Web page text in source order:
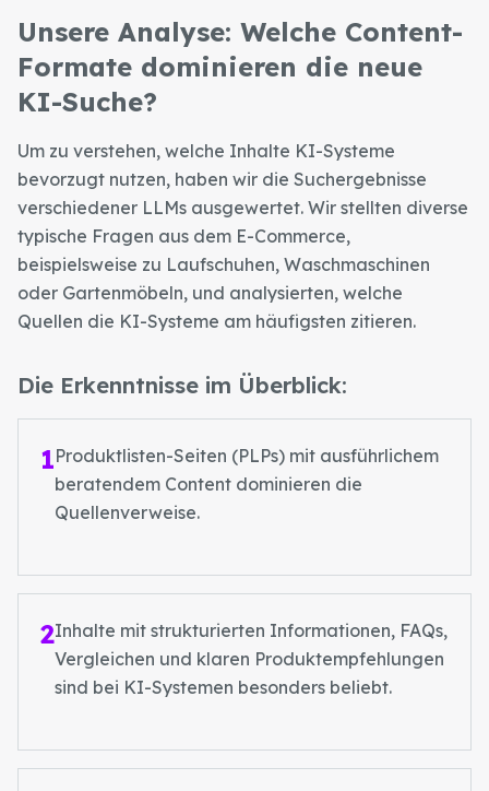
Unsere Analyse: Welche Content-
Formate dominieren die neue
KI-Suche?
Um zu verstehen, welche Inhalte KI-Systeme
bevorzugt nutzen, haben wir die Suchergebnisse
verschiedener LLMs ausgewertet. Wir stellten diverse
typische Fragen aus dem E-Commerce,
beispielsweise zu Laufschuhen, Waschmaschinen
oder Gartenmöbeln, und analysierten, welche
Quellen die KI-Systeme am häufigsten zitieren.
Die Erkenntnisse im Überblick:
1Produktlisten-Seiten (PLPs) mit ausführlichem
beratendem Content dominieren die
Quellenverweise.
2Inhalte mit strukturierten Informationen, FAQs,
Vergleichen und klaren Produktempfehlungen
sind bei KI-Systemen besonders beliebt.